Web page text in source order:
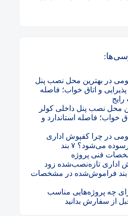
در بهترین محل نصب پنل
و اتاق خواب؛ فاصله
رایج
محل نصب پنل داخلی کولر
خواب؛ فاصله استاندارد و
در چرا کفپوش اداری
تازه‌نصب‌شده زود فرسوده می‌شود؟ ۷ بند
فنی پروژه
اداری تازه‌نصب‌شده زود
فرسوده می‌شود؟ ۷ بند فراموش‌شده در مشخصات
چه پروژه‌هایی مناسب
از سفارش بدانید